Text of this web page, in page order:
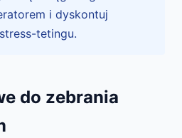
i dyskontuj
tetingu.
do zebrania